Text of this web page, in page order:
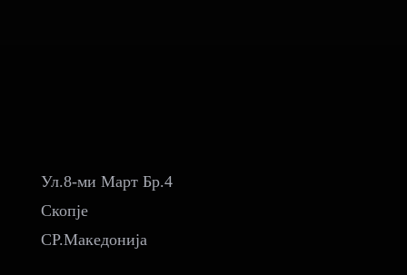
Ул.8-ми Март Бр.4
Скопје
СР.Македонија